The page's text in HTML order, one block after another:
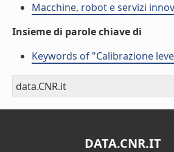
Macchine, robot e servizi
Insieme di parole chiave di
Keywords of "Calibrazione
data.CNR.it
DATA.CNR.IT